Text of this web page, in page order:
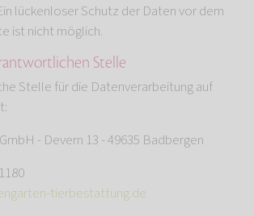
lückenloser Schutz der Daten vor dem
ist nicht möglich.
Stelle
Stelle für die Datenverarbeitung auf
- Devern 13 - 49635 Badbergen
tierbestattung.de